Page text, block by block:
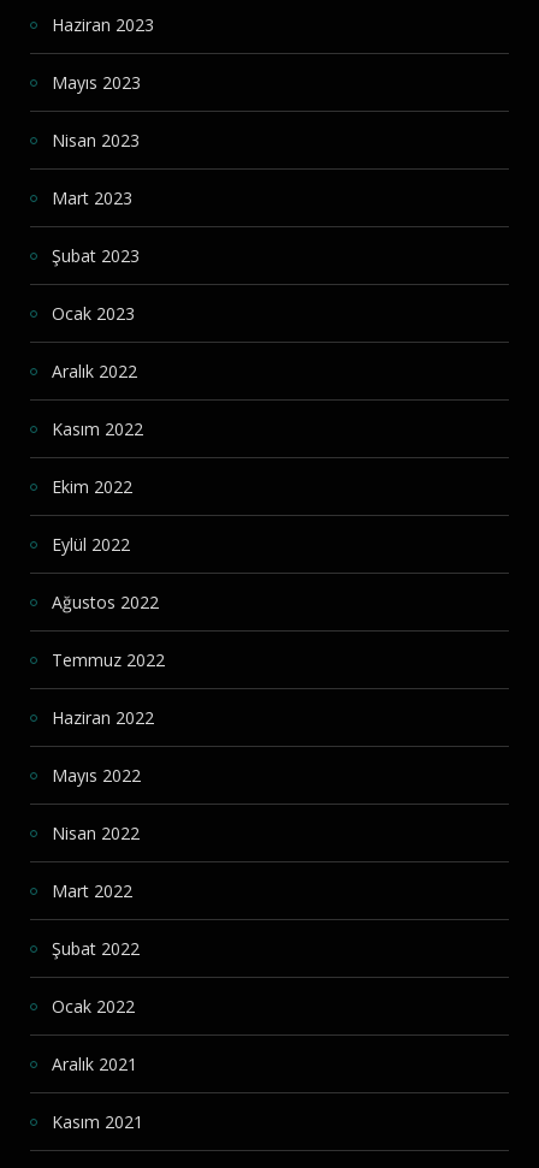
Haziran 2023
Mayıs 2023
Nisan 2023
Mart 2023
Şubat 2023
Ocak 2023
Aralık 2022
Kasım 2022
Ekim 2022
Eylül 2022
Ağustos 2022
Temmuz 2022
Haziran 2022
Mayıs 2022
Nisan 2022
Mart 2022
Şubat 2022
Ocak 2022
Aralık 2021
Kasım 2021